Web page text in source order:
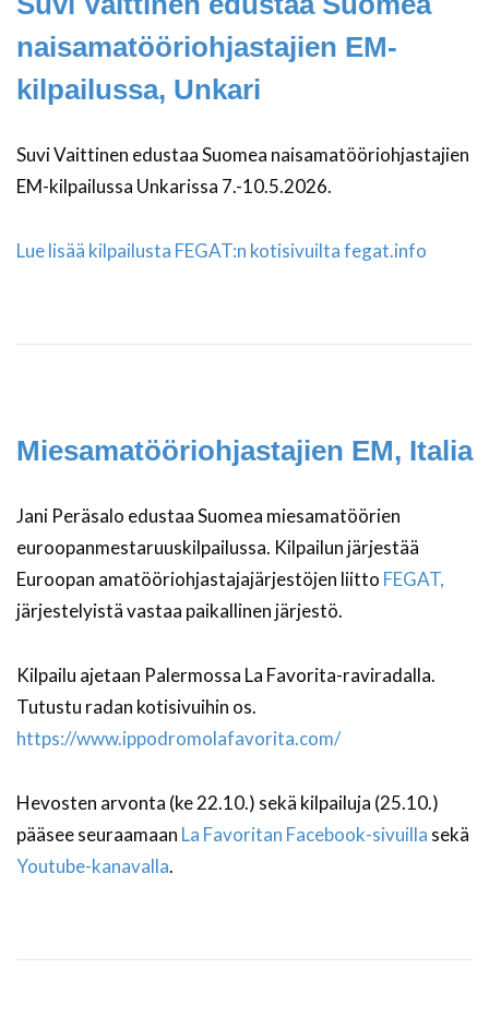
naisamatööriohjastajien EM-
kilpailussa, Unkari
Suvi Vaittinen edustaa Suomea naisamatööriohjastajien
EM-kilpailussa Unkarissa 7.-10.5.2026.
Lue lisää kilpailusta FEGAT:n kotisivuilta fegat.info
Miesamatööriohjastajien EM, Italia
Jani Peräsalo edustaa Suomea miesamatöörien
euroopanmestaruuskilpailussa. Kilpailun järjestää
Euroopan amatööriohjastajajärjestöjen liitto FEGAT,
järjestelyistä vastaa paikallinen järjestö.
Kilpailu ajetaan Palermossa La Favorita-raviradalla.
Tutustu radan kotisivuihin os.
https://www.ippodromolafavorita.com/
Hevosten arvonta (ke 22.10.) sekä kilpailuja (25.10.)
pääsee seuraamaan La Favoritan Facebook-sivuilla sekä
Youtube-kanavalla.